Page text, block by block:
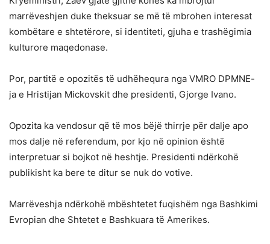
marrëveshjen duke theksuar se më të mbrohen interesat
kombëtare e shtetërore, si identiteti, gjuha e trashëgimia
kulturore maqedonase.
Por, partitë e opozitës të udhëhequra nga VMRO DPMNE-
ja e Hristijan Mickovskit dhe presidenti, Gjorge Ivano.
Opozita ka vendosur që të mos bëjë thirrje për dalje apo
mos dalje në referendum, por kjo në opinion është
interpretuar si bojkot në heshtje. Presidenti ndërkohë
publikisht ka bere te ditur se nuk do votive.
Marrëveshja ndërkohë mbështetet fuqishëm nga Bashkimi
Evropian dhe Shtetet e Bashkuara të Amerikes.